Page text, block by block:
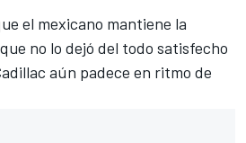
el mexicano mantiene la
no lo dejó del todo satisfecho
aún padece en ritmo de